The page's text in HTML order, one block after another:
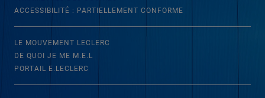
ACCESSIBILITÉ : PARTIELLEMENT CONFORME
LE MOUVEMENT LECLERC
DE QUOI JE ME M.E.L
PORTAIL E.LECLERC